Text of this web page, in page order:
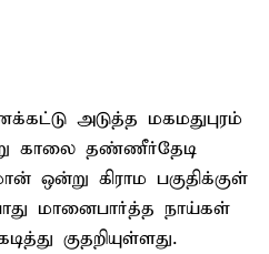
அடுத்த மகமதுபுரம்
காலை தண்ணீர்தேடி
ஒன்று கிராம பகுதிக்குள்
மானைபார்த்த நாய்கள்
குதறியுள்ளது.